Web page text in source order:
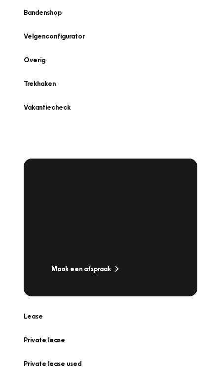
Bandenshop
Velgenconfigurator
Overig
Trekhaken
Vakantiecheck
Maak een afspraak
Lease
Private lease
Private lease used